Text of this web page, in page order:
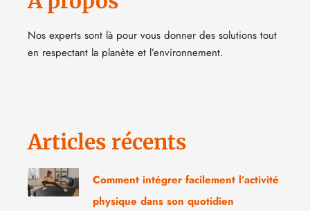
Nos experts sont là pour vous donner des solutions tout
en respectant la planète et l’environnement.
Articles récents
Comment intégrer facilement l’activité
physique dans son quotidien